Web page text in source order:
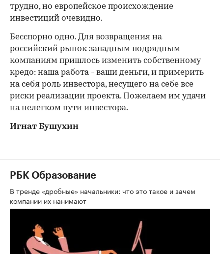
трудно, но европейское происхождение
инвестиций очевидно.
Бесспорно одно. Для возвращения на
российский рынок западным подрядным
компаниям пришлось изменить собственному
кредо: наша работа - ваши деньги, и примерить
на себя роль инвестора, несущего на себе все
риски реализации проекта. Пожелаем им удачи
на нелегком пути инвестора.
Игнат Бушухин
РБК Образование
В тренде «дробные» начальники: что это такое и зачем
компании их нанимают